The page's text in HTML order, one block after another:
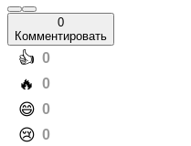
0
Комментировать
️👍 0
️🔥 0
️😄 0
️😢 0